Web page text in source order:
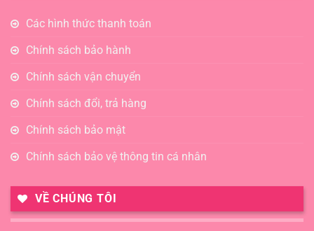
Các hình thức thanh toán
Chính sách bảo hành
Chính sách vận chuyển
Chính sách đổi, trả hàng
Chính sách bảo mật
Chính sách bảo vệ thông tin cá nhân
VỀ CHÚNG TÔI